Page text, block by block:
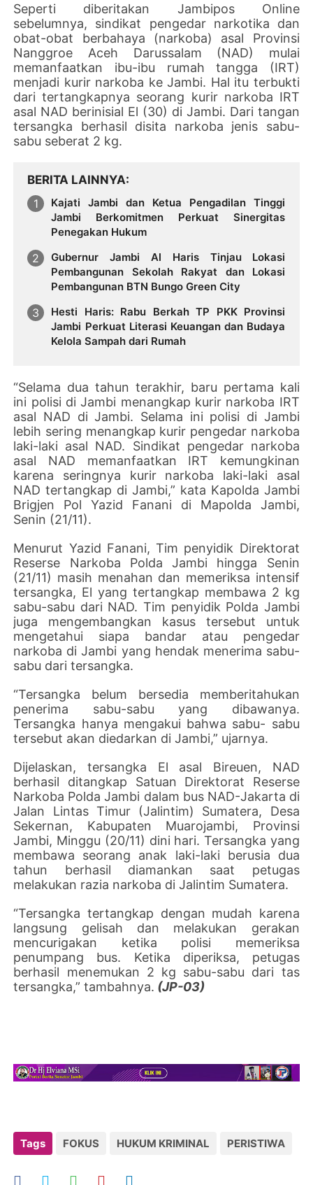
Seperti diberitakan Jambipos Online
sebelumnya, sindikat pengedar narkotika dan
obat-obat berbahaya (narkoba) asal Provinsi
Nanggroe Aceh Darussalam (NAD) mulai
memanfaatkan ibu-ibu rumah tangga (IRT)
menjadi kurir narkoba ke Jambi. Hal itu terbukti
dari tertangkapnya seorang kurir narkoba IRT
asal NAD berinisial El (30) di Jambi. Dari tangan
tersangka berhasil disita narkoba jenis sabu-
sabu seberat 2 kg.
BERITA LAINNYA
Kajati Jambi dan Ketua Pengadilan Tinggi
Jambi Berkomitmen Perkuat Sinergitas
Penegakan Hukum
Gubernur Jambi Al Haris Tinjau Lokasi
Pembangunan Sekolah Rakyat dan Lokasi
Pembangunan BTN Bungo Green City
Hesti Haris: Rabu Berkah TP PKK Provinsi
Jambi Perkuat Literasi Keuangan dan Budaya
Kelola Sampah dari Rumah
“Selama dua tahun terakhir, baru pertama kali
ini polisi di Jambi menangkap kurir narkoba IRT
asal NAD di Jambi. Selama ini polisi di Jambi
lebih sering menangkap kurir pengedar narkoba
laki-laki asal NAD. Sindikat pengedar narkoba
asal NAD memanfaatkan IRT kemungkinan
karena seringnya kurir narkoba laki-laki asal
NAD tertangkap di Jambi,” kata Kapolda Jambi
Brigjen Pol Yazid Fanani di Mapolda Jambi,
Senin (21/11).
Menurut Yazid Fanani, Tim penyidik Direktorat
Reserse Narkoba Polda Jambi hingga Senin
(21/11) masih menahan dan memeriksa intensif
tersangka, El yang tertangkap membawa 2 kg
sabu-sabu dari NAD. Tim penyidik Polda Jambi
juga mengembangkan kasus tersebut untuk
mengetahui siapa bandar atau pengedar
narkoba di Jambi yang hendak menerima sabu-
sabu dari tersangka.
“Tersangka belum bersedia memberitahukan
penerima sabu-sabu yang dibawanya.
Tersangka hanya mengakui bahwa sabu- sabu
tersebut akan diedarkan di Jambi,” ujarnya.
Dijelaskan, tersangka El asal Bireuen, NAD
berhasil ditangkap Satuan Direktorat Reserse
Narkoba Polda Jambi dalam bus NAD-Jakarta di
Jalan Lintas Timur (Jalintim) Sumatera, Desa
Sekernan, Kabupaten Muarojambi, Provinsi
Jambi, Minggu (20/11) dini hari. Tersangka yang
membawa seorang anak laki-laki berusia dua
tahun berhasil diamankan saat petugas
melakukan razia narkoba di Jalintim Sumatera.
“Tersangka tertangkap dengan mudah karena
langsung gelisah dan melakukan gerakan
mencurigakan ketika polisi memeriksa
penumpang bus. Ketika diperiksa, petugas
berhasil menemukan 2 kg sabu-sabu dari tas
tersangka,” tambahnya. (JP-03)
Tags FOKUS HUKUM KRIMINAL PERISTIWA